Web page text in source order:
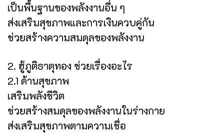
เป็นพื้นฐานของพลังงานอื่น ๆ
ส่งเสริมสุขภาพและการเงินควบคู่กัน
ช่วยสร้างความสมดุลของพลังงาน
2. ฮู้ภูติธาตุทอง ช่วยเรื่องอะไร
2.1 ด้านสุขภาพ
เสริมพลังชีวิต
ช่วยสร้างสมดุลของพลังงานในร่างกาย
ส่งเสริมสุขภาพตามความเชื่อ